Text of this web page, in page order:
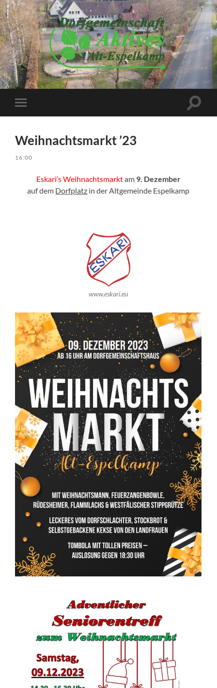
Dorfgemeinschaft
Aktives
Alt-
Mobile-
Menü
Weihnachtsmarkt ’23
16:00
Eskari’s Weihnachtsmarktam 9. Dezember
auf dem Dorfplatz in der Altgemeinde Espelkamp
www.eskari.eu